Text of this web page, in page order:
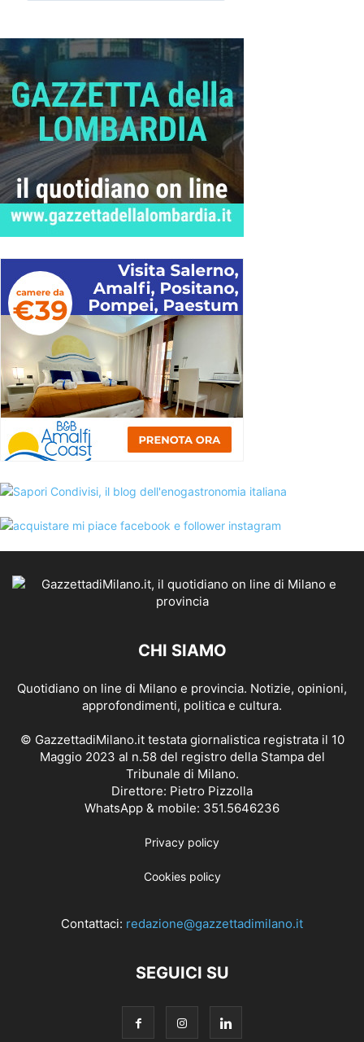
CHI SIAMO
Quotidiano on line di Milano e provincia. Notizie, opinioni,
approfondimenti, politica e cultura.
© GazzettadiMilano.it testata giornalistica registrata il 10
Maggio 2023 al n.58 del registro della Stampa del
Tribunale di Milano.
Direttore: Pietro Pizzolla
WhatsApp & mobile: 351.5646236
Privacy policy
Cookies policy
Contattaci: redazione@gazzettadimilano.it
SEGUICI SU